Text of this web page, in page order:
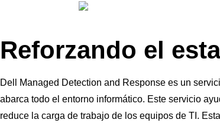
Reforzando el
Dell Managed Detection and Response es un
abarca todo el entorno informático. Este servicio
reduce la carga de trabajo de los equipos de TI.